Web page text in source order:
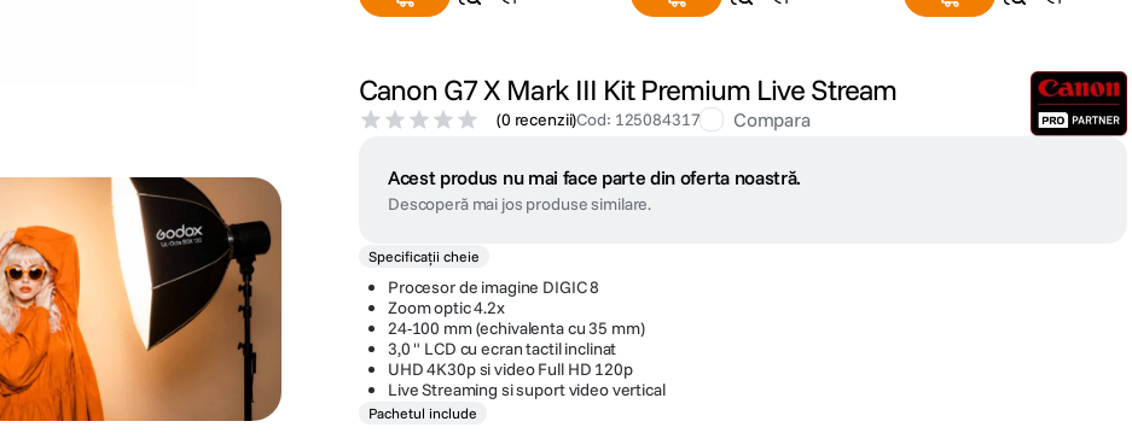
Canon G7 X Mark III Kit Premium Live Stream
(0 recenzii)Cod: 125084317 Compara
Acest produs nu mai face parte din oferta noastră.
Descoperă mai jos produse similare.
Specificații cheie
Procesor de imagine DIGIC 8
Zoom optic 4.2x
24-100 mm (echivalenta cu 35 mm)
3,0 " LCD cu ecran tactil inclinat
UHD 4K30p si video Full HD 120p
Live Streaming si suport video vertical
Pachetul include